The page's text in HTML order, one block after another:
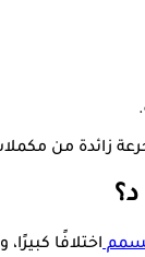
زائدة من
اختلافًا كبيرًا، وقد يحدث